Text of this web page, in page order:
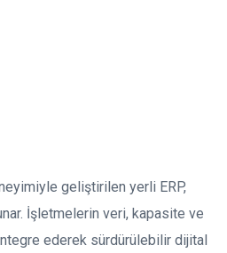
geliştirilen yerli ERP,
İşletmelerin veri, kapasite ve
ederek sürdürülebilir dijital